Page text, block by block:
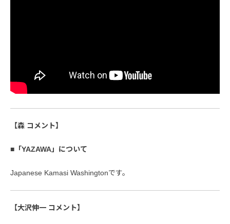
【森 コメント】
■「YAZAWA」について
Japanese Kamasi Washingtonです。
【大沢伸一 コメント】